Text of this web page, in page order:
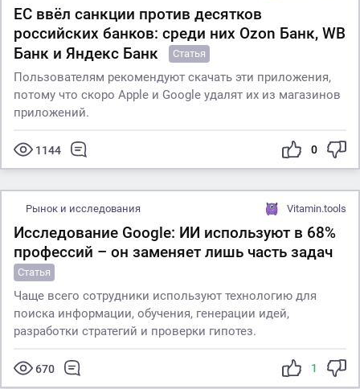
ЕС ввёл санкции против десятков
российских банков: среди них Ozon Банк, WB
Банк и Яндекс Банк
Статья
Пользователям рекомендуют скачать эти приложения,
потому что скоро Apple и Google удалят их из магазинов
приложений.
1144 0
Рынок и исследования Vitamin.tools
Исследование Google: ИИ используют в 68%
профессий – он заменяет лишь часть задач
Статья
Чаще всего сотрудники используют технологию для
поиска информации, обучения, генерации идей,
разработки стратегий и проверки гипотез.
670 1